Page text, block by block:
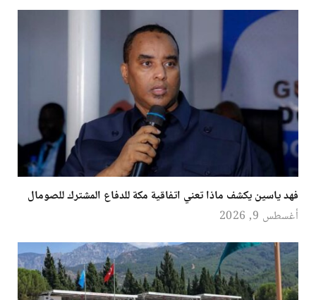
فهد ياسين يكشف ماذا تعني اتفاقية مكة للدفاع المشترك للصومال
أغسطس 9, 2026